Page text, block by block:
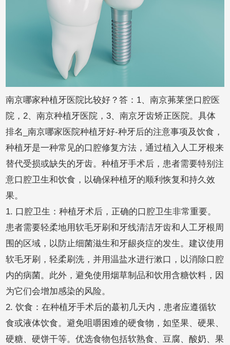
南京哪家种植牙医院比较好？答：1、南京茀莱堡口腔医
院，2、南京种植牙医院，3、南京牙齿矫正医院。具体
排名_南京哪家医院种植牙好-种牙后的注意事项及饮食，
种植牙是一种常见的口腔修复方法，通过植入人工牙根来
替代受损或缺失的牙齿。种植牙手术后，患者需要特别注
意口腔卫生和饮食，以确保种植牙的顺利恢复和持久效
果。
1. 口腔卫生：种植牙术后，正确的口腔卫生非常重要。
患者需要轻柔地用软毛牙刷和牙线清洁牙齿和人工牙根周
围的区域，以防止细菌滋生和牙龈炎症的发生。建议使用
软毛牙刷，轻柔刷洗，并用温盐水进行漱口，以消除口腔
内的病菌。此外，避免使用烟草制品和饮用含糖饮料，因
为它们会增加感染的风险。
2. 饮食：在种植牙手术后的蕞初几天内，患者应遵循软
食或液体饮食。避免咀嚼困难的硬食物，如坚果、硬果、
硬糖、硬饼干等。优选食物包括软熟食、豆腐、酸奶、果